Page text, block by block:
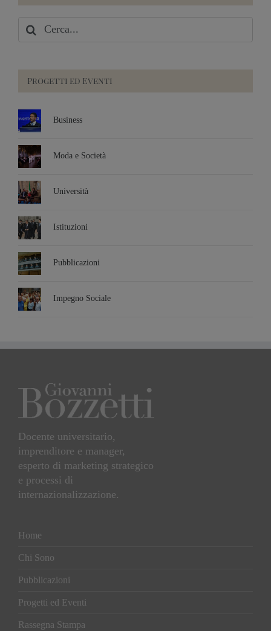
per:
Progetti ed Eventi
Business
Moda e Società
Università
Istituzioni
Pubblicazioni
Impegno Sociale
Docente universitario,
imprenditore e manager,
esperto di marketing strategico
e processi di
internazionalizzazione.
Home
Chi Sono
Pubblicazioni
Progetti ed Eventi
Rassegna Stampa